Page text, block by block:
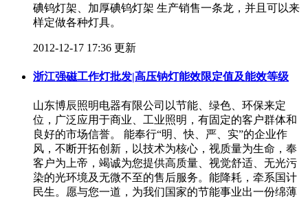
碘钨灯架、加厚碘钨灯架 生产销售一条龙，并且可以来
样定做各种灯具。
2012-12-17 17:36 更新
浙江强磁工作灯批发|高压钠灯能效限定值及能效等级
山东博辰照明电器有限公司以节能、绿色、环保来定
位，广泛应用于商业、工业照明，有固定的客户群体和
良好的市场信誉。 能奉行“明、快、严、实”的企业作
风，不断开拓创新，以技术为核心，视质量为生命，奉
客户为上帝，竭诚为您提供高质量、视觉舒适、无光污
染的光环境及无微不至的售后服务。能降耗，牵系国计
民生。愿与您一道，为我们国家的节能事业出一份绵薄